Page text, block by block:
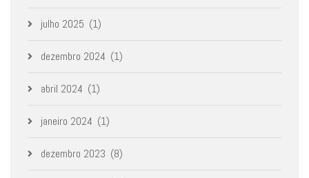
julho 2025 (1)
dezembro 2024 (1)
abril 2024 (1)
janeiro 2024 (1)
dezembro 2023 (8)